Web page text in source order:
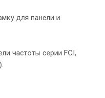
для панели и
частоты серии FCI,